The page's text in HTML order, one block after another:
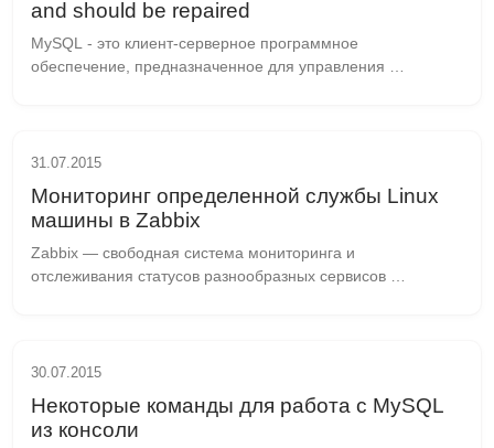
and should be repaired
MySQL - это клиент-серверное программное
обеспечение, предназначенное для управления
31.07.2015
Мониторинг определенной службы Linux
машины в Zabbix
Zabbix — свободная система мониторинга и
отслеживания статусов разнообразных сервисов
30.07.2015
Некоторые команды для работа с MySQL
из консоли